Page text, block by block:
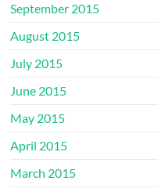
September 2015
August 2015
July 2015
June 2015
May 2015
April 2015
March 2015